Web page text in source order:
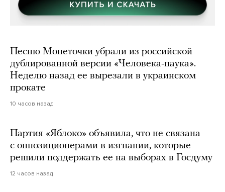
Песню Монеточки убрали из российской
дублированной версии «Человека-паука».
Неделю назад ее вырезали в украинском
прокате
10 часов назад
Партия «Яблоко» объявила, что не связана
с оппозиционерами в изгнании, которые
решили поддержать ее на выборах в Госдуму
12 часов назад